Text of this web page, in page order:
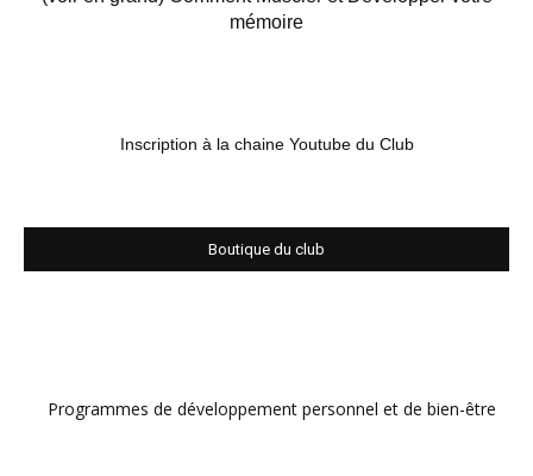
mémoire
Inscription à la chaine Youtube du Club
Boutique du club
Programmes de développement personnel et de bien-être